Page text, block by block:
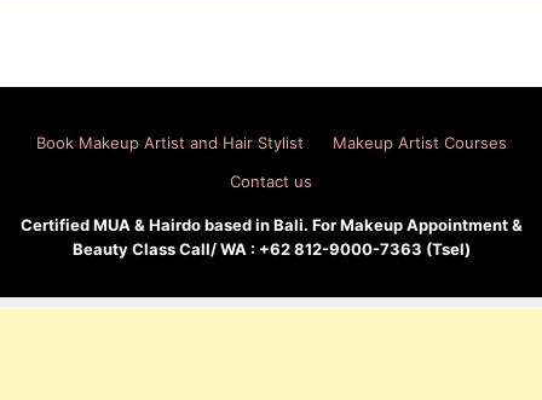
Book Makeup Artist and Hair Stylist
Makeup Artist Courses
Contact us
Certified MUA & Hairdo based in Bali. For Makeup Appointment &
Beauty Class Call/ WA : +62 812-9000-7363 (Tsel)